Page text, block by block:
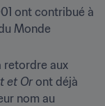
ont contribué à
Monde
retordre aux
et Or ont déjà
nom au